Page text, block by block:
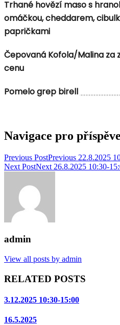
Trhané hovězí maso s
omáčkou, cheddarem,
papričkami
Čepovaná Kofola/Malina za
cenu
Pomelo grep birell
Navigace pro
Previous PostPrevious 22.8.2025
Next PostNext 26.8.2025 10:30-
admin
View all posts by admin
RELATED POSTS
3.12.2025 10:30-15:00
16.5.2025